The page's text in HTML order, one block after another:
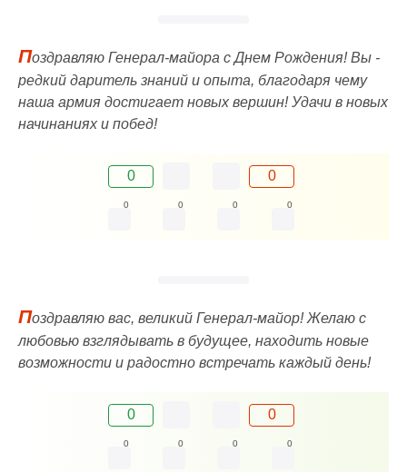
Поздравляю Генерал-майора с Днем Рождения! Вы -
редкий даритель знаний и опыта, благодаря чему
наша армия достигает новых вершин! Удачи в новых
начинаниях и побед!
0 0
0 0 0 0
Поздравляю вас, великий Генерал-майор! Желаю с
любовью взглядывать в будущее, находить новые
возможности и радостно встречать каждый день!
0 0
0 0 0 0